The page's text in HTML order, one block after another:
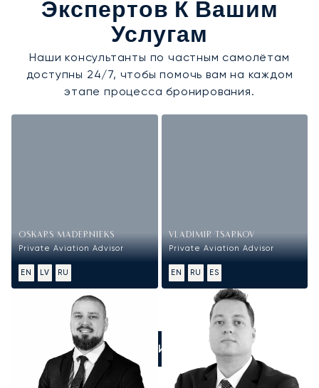
Экспертов К Вашим
Услугам
Наши консультанты по частным самолётам
доступны 24/7, чтобы помочь вам на каждом
этапе процесса бронирования.
OSKARS MADERNIEKS
Private Aviation Advisor
EN LV RU
VLADIMIR TSARKOV
Private Aviation Advisor
EN RU ES
ПОЗВОНИТЕ НАМ